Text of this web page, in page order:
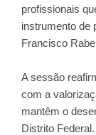
profissionais
instrumento de
Francisco
A sessão
com a
mantêm o
Distrito Federal.